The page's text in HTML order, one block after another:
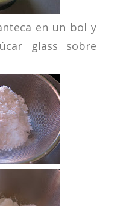
en un bol y
glass sobre